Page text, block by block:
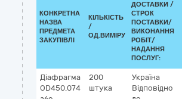
КОНКРЕТНА
НАЗВА
ПРЕДМЕТА
ЗАКУПІВЛІ
КІЛЬКІСТЬ
/
ОД.ВИМІРУ
ДОСТАВКИ /
СТРОК
ПОСТАВКИ/
ВИКОНАННЯ
РОБІТ/
НАДАННЯ
ПОСЛУГ:
Діафрагма
OD450.074
200
штука
Україна
Відповідно